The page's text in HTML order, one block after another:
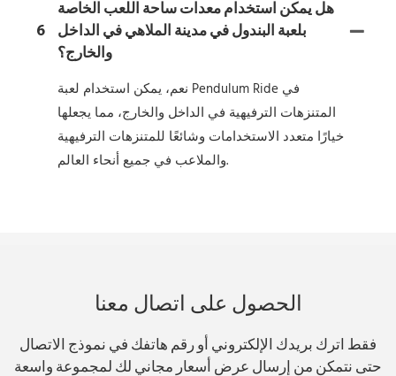
6
هل يمكن استخدام معدات ساحة اللعب الخاصة
بلعبة البندول في مدينة الملاهي في الداخل
والخارج؟
نعم، يمكن استخدام لعبة Pendulum Ride في
المتنزهات الترفيهية في الداخل والخارج، مما يجعلها
خيارًا متعدد الاستخدامات وشائعًا للمتنزهات الترفيهية
والملاعب في جميع أنحاء العالم.
الحصول على اتصال معنا
فقط اترك بريدك الإلكتروني أو رقم هاتفك في نموذج الاتصال
حتى نتمكن من إرسال عرض أسعار مجاني لك لمجموعة واسعة